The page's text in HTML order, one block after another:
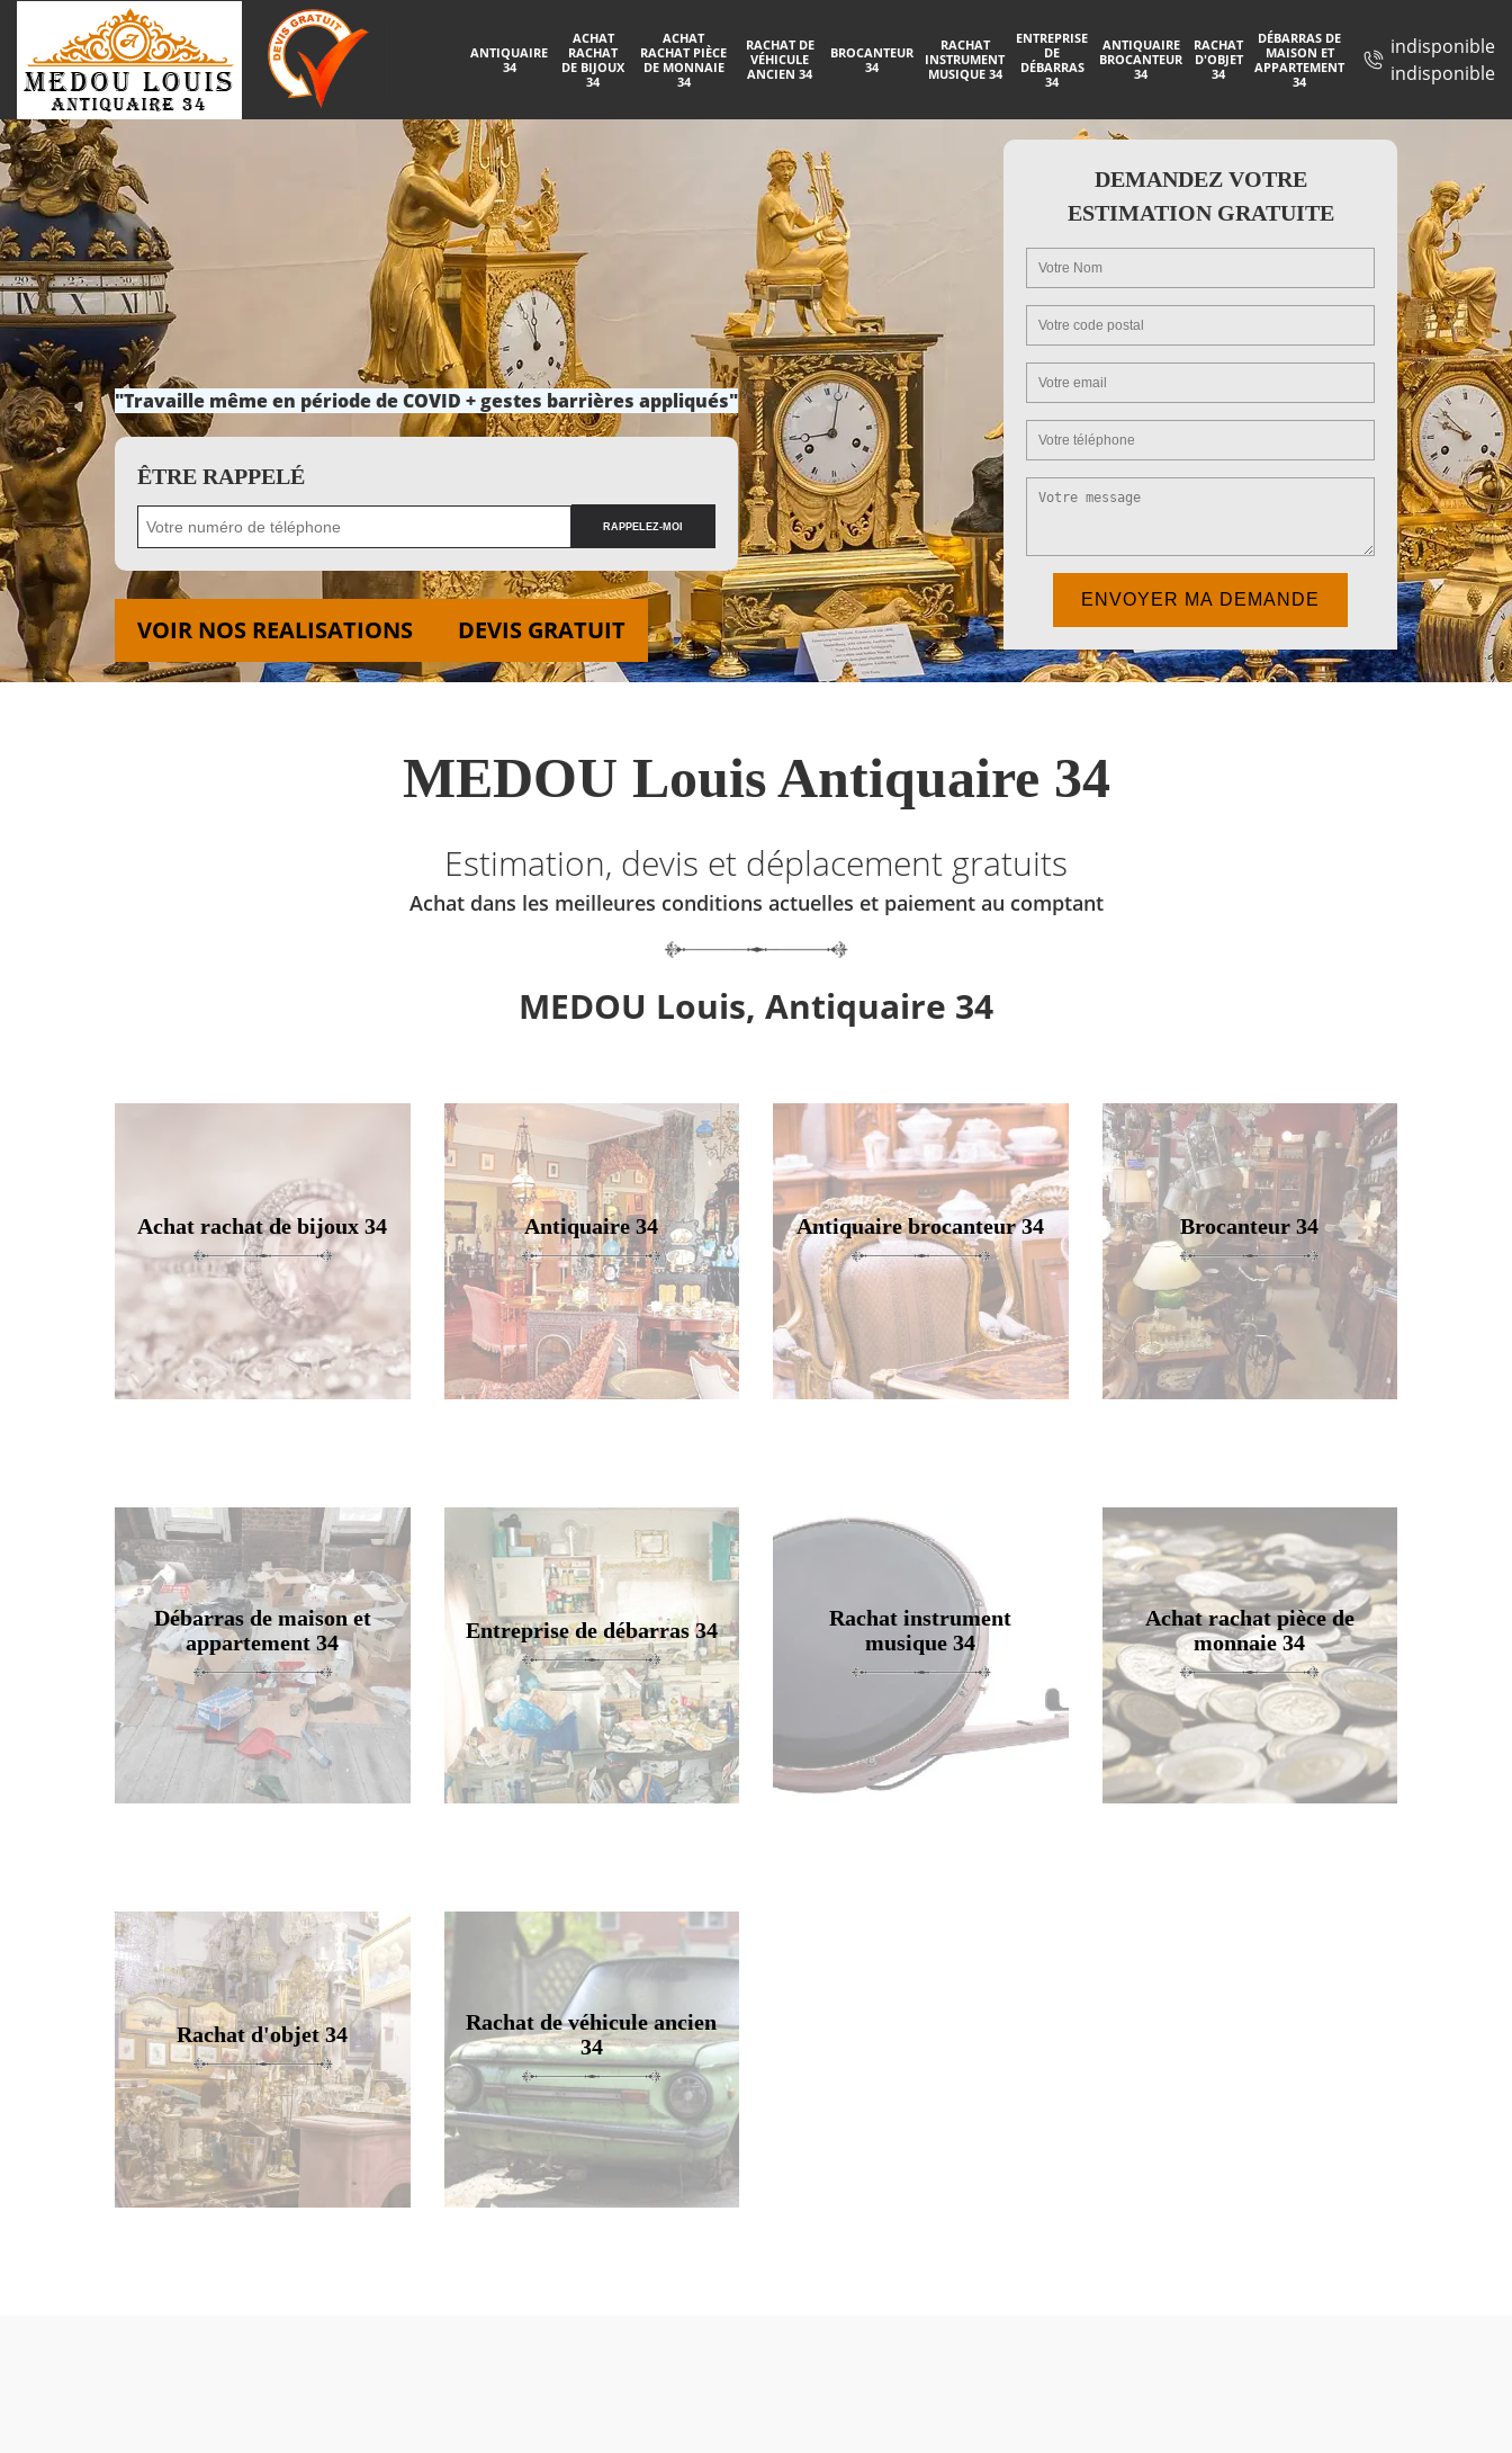
ANTIQUAIRE
34
ACHAT
RACHAT
DE BIJOUX
34
ACHAT
RACHAT PIÈCE
DE MONNAIE
34
RACHAT DE
VÉHICULE
ANCIEN 34
BROCANTEUR
34
RACHAT
INSTRUMENT
MUSIQUE 34
ENTREPRISE
DE
DÉBARRAS
34
ANTIQUAIRE
BROCANTEUR
34
RACHAT
D'OBJET
34
DÉBARRAS DE
MAISON ET
APPARTEMENT
34
indisponible
indisponible
"Travaille même en période de COVID + gestes barrières appliqués"
ÊTRE RAPPELÉ
VOIR NOS REALISATIONS DEVIS GRATUIT
DEMANDEZ VOTRE
ESTIMATION GRATUITE
MEDOU Louis Antiquaire 34
Estimation, devis et déplacement gratuits
Achat dans les meilleures conditions actuelles et paiement au comptant
MEDOU Louis, Antiquaire 34
Achat rachat de bijoux 34 Antiquaire 34 Antiquaire brocanteur 34 Brocanteur 34
Débarras de maison et
appartement 34
Entreprise de débarras 34
Rachat instrument
musique 34
Achat rachat pièce de
monnaie 34
Rachat d'objet 34
Rachat de véhicule ancien
34